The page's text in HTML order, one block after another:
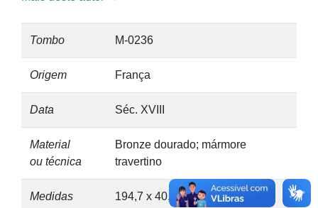
Tombo M-0236
Origem França
Data Séc. XVIII
Material
ou técnica
Bronze dourado; mármore
travertino
Medidas 194,7 x 40,9 x 11,4 cm